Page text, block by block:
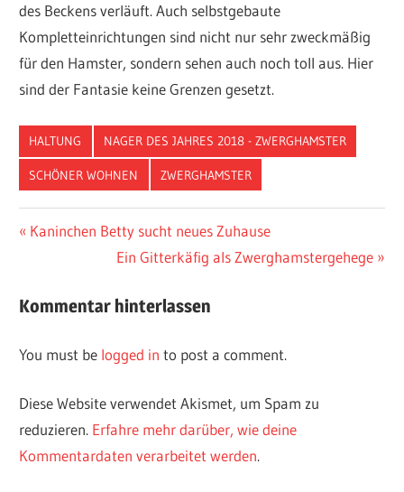
des Beckens verläuft. Auch selbstgebaute
Kompletteinrichtungen sind nicht nur sehr zweckmäßig
für den Hamster, sondern sehen auch noch toll aus. Hier
sind der Fantasie keine Grenzen gesetzt.
HALTUNG NAGER DES JAHRES 2018 - ZWERGHAMSTER
SCHÖNER WOHNEN ZWERGHAMSTER
Vorheriger
Kaninchen Betty sucht neues Zuhause
Nächster
Ein Gitterkäfig als Zwerghamstergehege
Kommentar hinterlassen
You must be logged in to post a comment.
Diese Website verwendet Akismet, um Spam zu
reduzieren. Erfahre mehr darüber, wie deine
Kommentardaten verarbeitet werden.